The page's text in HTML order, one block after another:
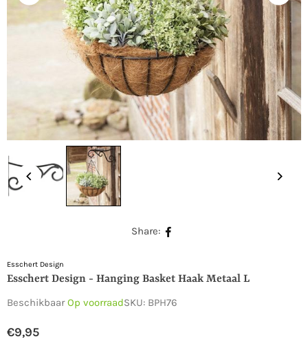
Share:
Esschert Design
Esschert Design - Hanging Basket Haak Metaal L
BeschikbaarOp voorraadSKU: BPH76
Normale
€9,95